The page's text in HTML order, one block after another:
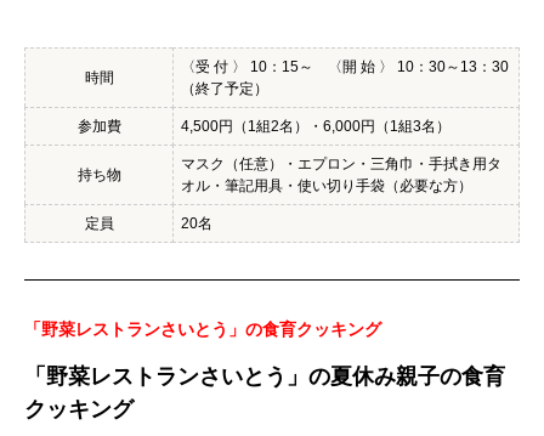
時間
〈受 付 〉 10：15～ 〈開 始 〉 10：30～13：30
（終了予定）
参加費 4,500円（1組2名）・6,000円（1組3名）
持ち物
マスク（任意）・エプロン・三角巾・手拭き用タ
オル・筆記用具・使い切り手袋（必要な方）
定員 20名
「野菜レストランさいとう」の食育クッキング
「野菜レストランさいとう」の夏休み親子の食育
クッキング